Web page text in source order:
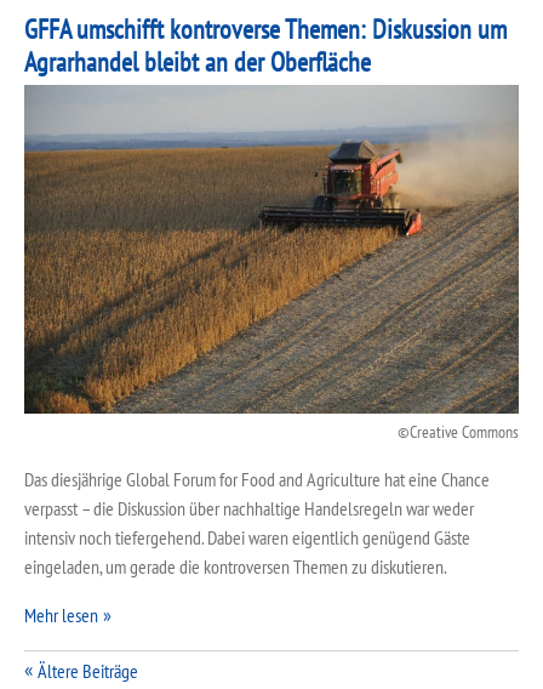
GFFA umschifft kontroverse Themen: Diskussion um
Agrarhandel bleibt an der Oberfläche
Creative Commons
Das diesjährige Global Forum for Food and Agriculture hat eine Chance
verpasst – die Diskussion über nachhaltige Handelsregeln war weder
intensiv noch tiefergehend. Dabei waren eigentlich genügend Gäste
eingeladen, um gerade die kontroversen Themen zu diskutieren.
Mehr lesen
Beitragsnavigation
Ältere Beiträge